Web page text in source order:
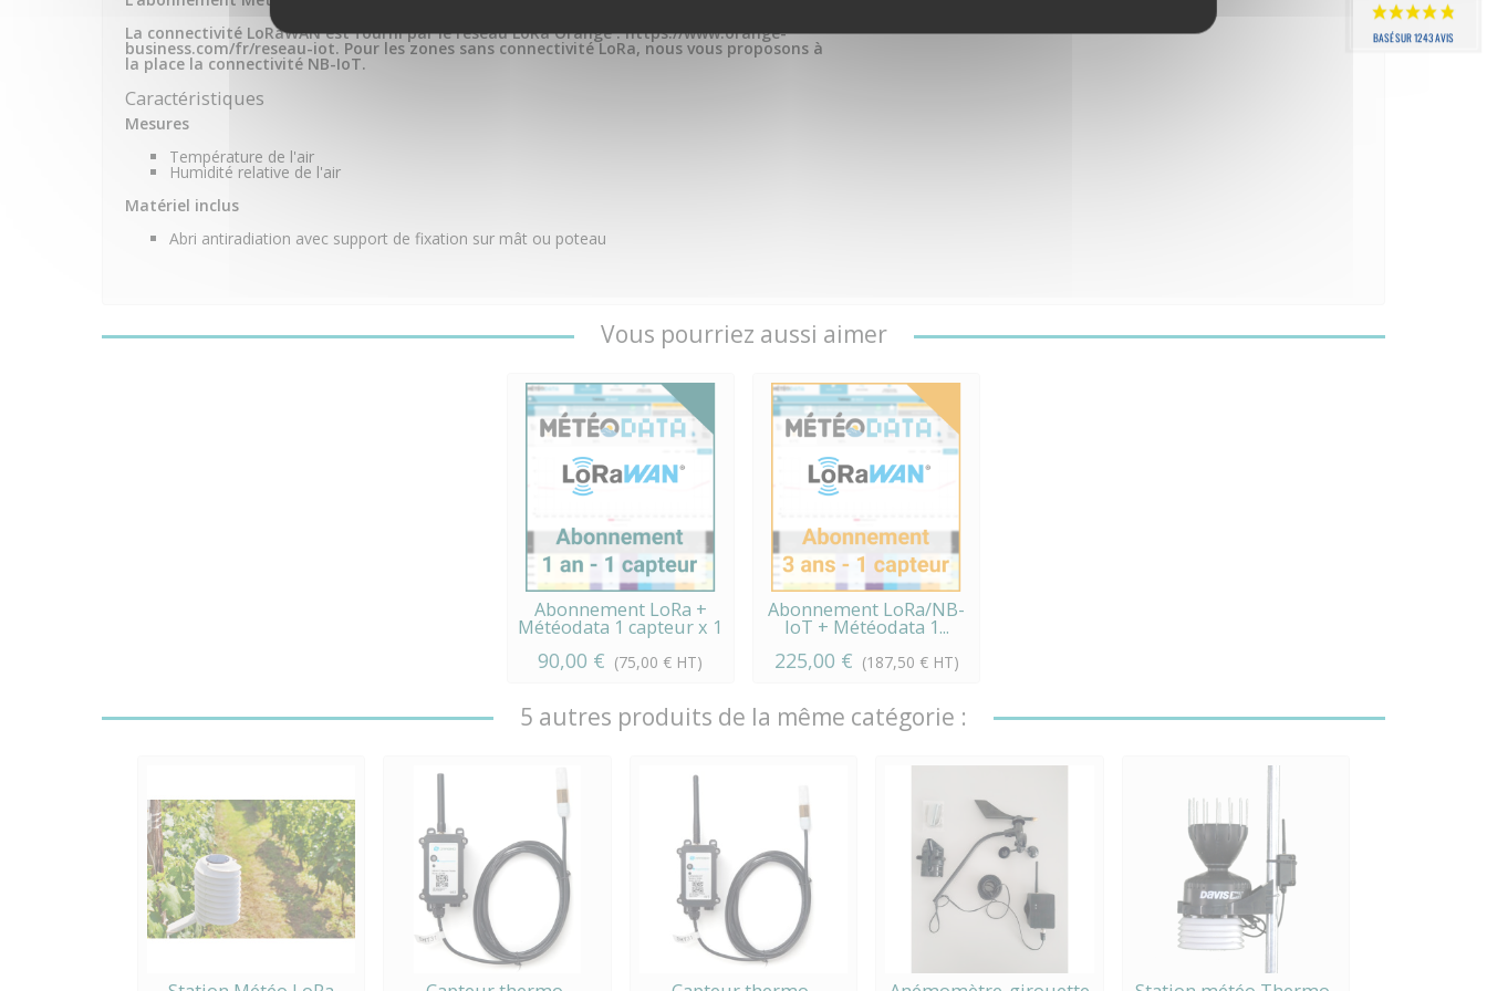
La connectivité LoRaWAN est fourni par le réseau LoRa Orange : https://www.orange-
business.com/fr/reseau-iot. Pour les zones sans connectivité LoRa, nous vous proposons à
la place la connectivité NB-IoT.
Caractéristiques
Mesures
Température de l'air
Humidité relative de l'air
Matériel inclus
Abri antiradiation avec support de fixation sur mât ou poteau
Vous pourriez aussi aimer
Abonnement LoRa +
Météodata 1 capteur x 1
90,00 € (75,00 € HT)
Abonnement LoRa/NB-
IoT + Météodata 1...
225,00 € (187,50 € HT)
5 autres produits de la même catégorie :
BASÉ SUR 1243 AVIS